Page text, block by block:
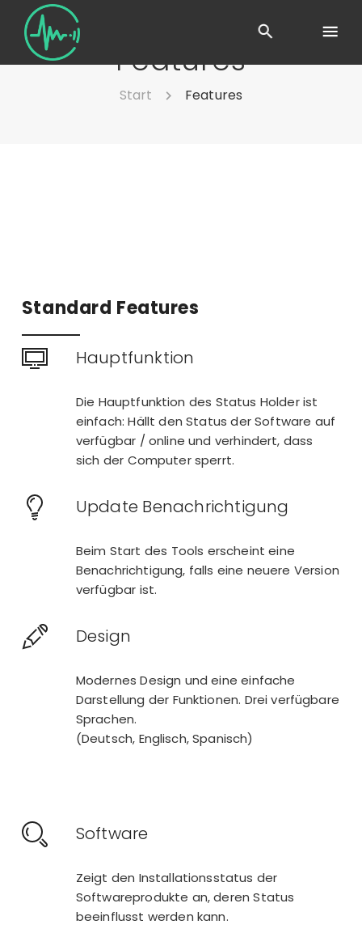
Features
Start Features
Standard Features
Hauptfunktion
Die Hauptfunktion des Status Holder ist
einfach: Hällt den Status der Software auf
verfügbar / online und verhindert, dass
sich der Computer sperrt.
Update Benachrichtigung
Beim Start des Tools erscheint eine
Benachrichtigung, falls eine neuere Version
verfügbar ist.
Design
Modernes Design und eine einfache
Darstellung der Funktionen. Drei verfügbare
Sprachen.
(Deutsch, Englisch, Spanisch)
Software
Zeigt den Installationsstatus der
Softwareprodukte an, deren Status
beeinflusst werden kann.